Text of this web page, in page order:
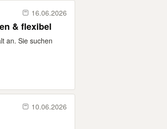
16.06.2026
& flexibel
an. Sie suchen
10.06.2026